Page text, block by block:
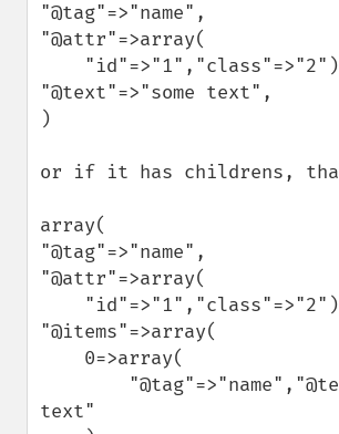
"@tag"=>"name",
"@attr"=>array(
"@text"=>"some text",
)
or if it has childrens,
array(
"@tag"=>"name",
"@attr"=>array(
"@items"=>array(
text"